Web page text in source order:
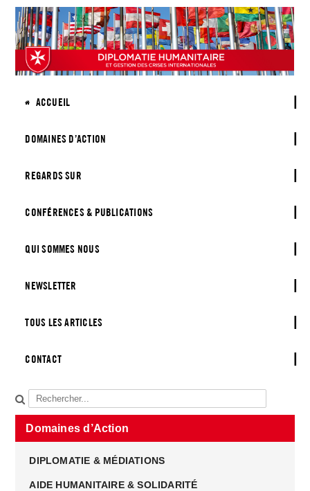
ACCUEIL
DOMAINES D’ACTION
REGARDS SUR
CONFÉRENCES & PUBLICATIONS
QUI SOMMES NOUS
NEWSLETTER
TOUS LES ARTICLES
CONTACT
Domaines d’Action
DIPLOMATIE & MÉDIATIONS
AIDE HUMANITAIRE & SOLIDARITÉ